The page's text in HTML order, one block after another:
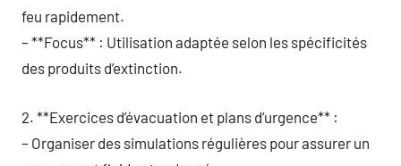
feu rapidement.
– **Focus** : Utilisation adaptée selon les spécificités
des produits d’extinction.
2. **Exercices d’évacuation et plans d’urgence** :
– Organiser des simulations régulières pour assurer un